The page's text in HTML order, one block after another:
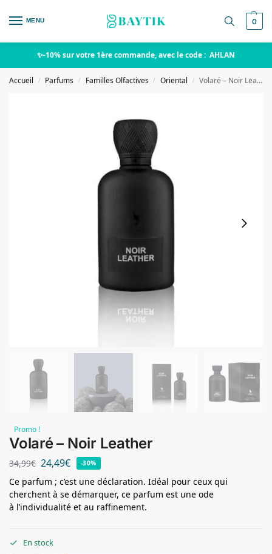
MENU 0
✨-10% sur votre 1ère commande, avec le code : AHLAN
Accueil / Parfums / Familles Olfactives / Oriental / Volaré – Noir Leather
Promo !
Volaré – Noir Leather
34,99€ 24,49€ -30%
Ce parfum ; c’est une déclaration. Idéal pour ceux qui
cherchent à se démarquer, ce parfum est une ode
à l’individualité et au raffinement.
En stock